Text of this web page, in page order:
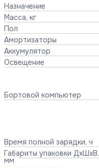
Назначение
Масса, кг
Пол
Амортизаторы
Аккумулятор
Освещение
Бортовой компьютер
Время полной зарядки, ч
Габариты упаковки ДхШхВ,
мм